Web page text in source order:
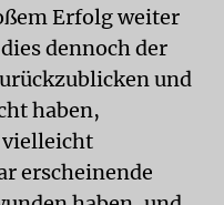
Erfolg weiter
dennoch der
und
haben,
vielleicht
erscheinende